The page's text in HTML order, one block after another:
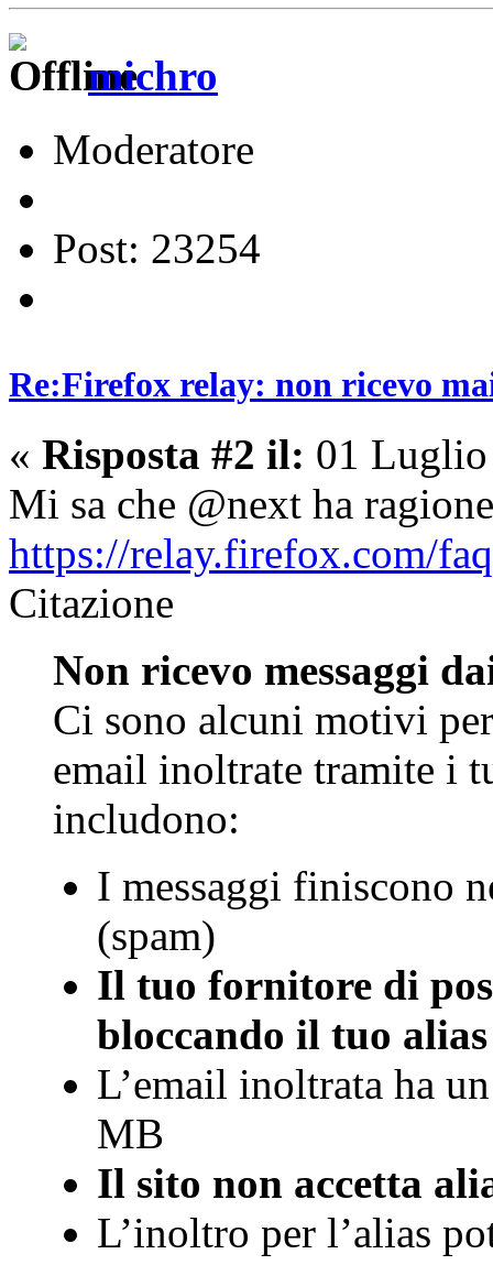
michro
Moderatore
Post: 23254
Re:Firefox relay: non ricevo
« Risposta #2 il: 01
Mi sa che @next ha
https://relay.firefox.com/
Citazione
Non ricevo messaggi
Ci sono alcuni motivi
email inoltrate tramite i
includono:
I messaggi finiscono
(spam)
Il tuo fornitore di
bloccando il tuo alias
L’email inoltrata ha
⁨MB⁩⁩
Il sito non accetta
L’inoltro per l’alias